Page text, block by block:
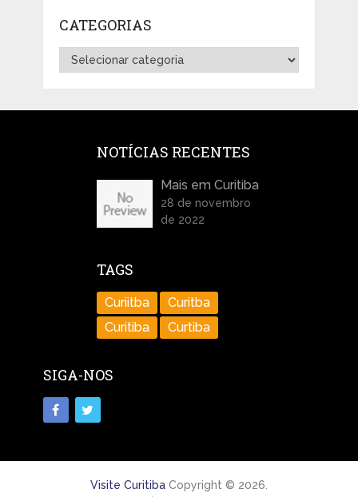
CATEGORIAS
Categorias
NOTÍCIAS RECENTES
Mais em Curitiba
28 de novembro
de 2022
TAGS
Curiitba
Curitba
Curitiba
Curtiba
SIGA-NOS
Visite CuritibaCopyright © 2026.